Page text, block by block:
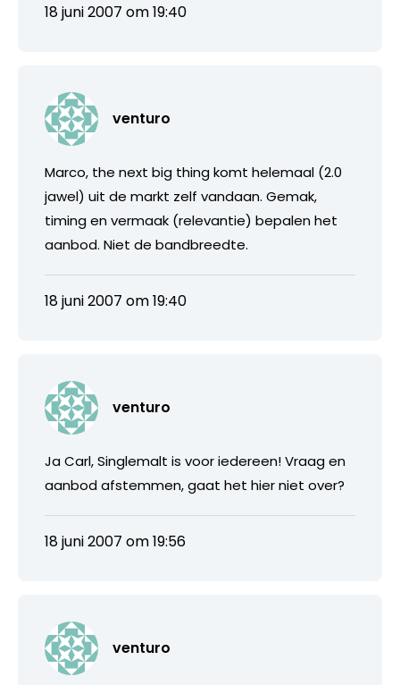
18 juni 2007 om 19:40
venturo
Marco, the next big thing komt helemaal (2.0
jawel) uit de markt zelf vandaan. Gemak,
timing en vermaak (relevantie) bepalen het
aanbod. Niet de bandbreedte.
18 juni 2007 om 19:40
venturo
Ja Carl, Singlemalt is voor iedereen! Vraag en
aanbod afstemmen, gaat het hier niet over?
18 juni 2007 om 19:56
venturo